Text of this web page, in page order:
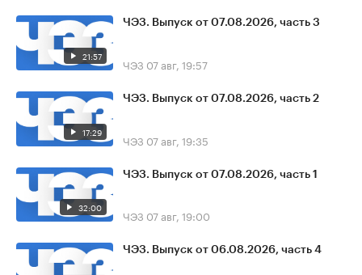
21:57
ЧЭЗ. Выпуск от 07.08.2026, часть 3
ЧЭЗ 07 авг, 19:57
17:29
ЧЭЗ. Выпуск от 07.08.2026, часть 2
ЧЭЗ 07 авг, 19:35
32:00
ЧЭЗ. Выпуск от 07.08.2026, часть 1
ЧЭЗ 07 авг, 19:00
ЧЭЗ. Выпуск от 06.08.2026, часть 4